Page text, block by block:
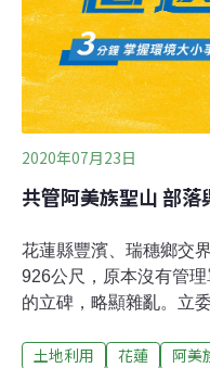
項目是用愛斯基摩舟的
Canoe，這兩種船是目
麼現在休閒划艇會做為
2020年07月23日
共管阿美族聖山 部
花蓮縣豐濱、瑞穗鄉交
926公尺，原本沒有管
的立碑，略顯雜亂。立
夥伴關係。花蓮林區管
土地利用 花蓮 阿美